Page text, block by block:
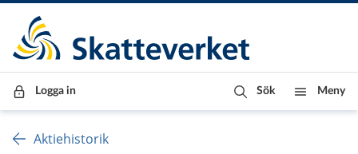
Till innehåll
Till navigationen
Till chattrobot
Logga in Sök Meny
Aktiehistorik